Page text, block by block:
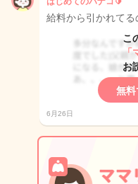
給料から引かれてる
こ
「
お
無料
6月26日